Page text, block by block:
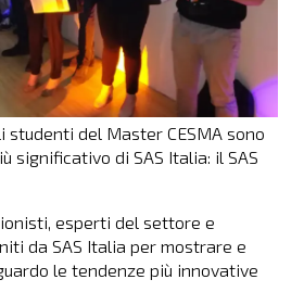
del Master CESMA sono
significativo di SAS Italia: il SAS
esperti del settore e
da SAS Italia per mostrare e
le tendenze più innovative